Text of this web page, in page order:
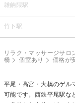
雑餉隈駅
竹下駅
リラク・マッサージサロ
橋
個室あり 価格が
平尾・高宮・大橋のゲル
可能です。西鉄平尾駅な